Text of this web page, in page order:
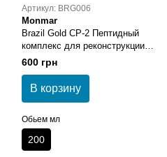
Артикул: BRG006
Monmar
Brazil Gold CP-2 Пептидный
комплекс для реконструкции
волос
600 грн
В корзину
Обьем мл
200